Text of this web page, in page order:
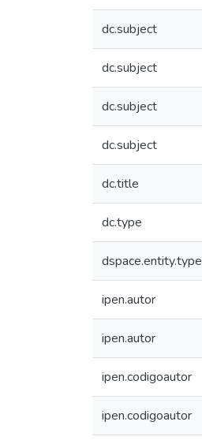
dc.subject
dc.subject
dc.subject
dc.subject
dc.title
dc.type
dspace.entity.type
ipen.autor
ipen.autor
ipen.codigoautor
ipen.codigoautor